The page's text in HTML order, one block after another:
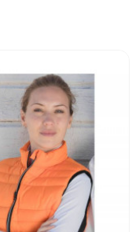
Parapluie
Echarpe et Tour de Cou
Ceinture
Goodies
Chaussette